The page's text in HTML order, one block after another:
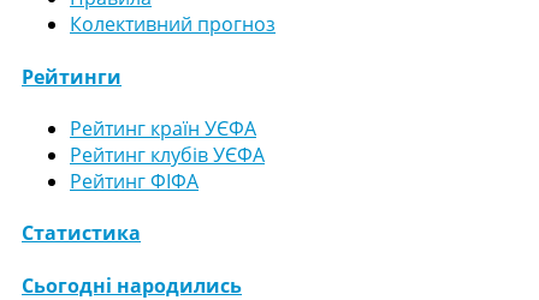
Колективний прогноз
Рейтинги
Рейтинг країн УЄФА
Рейтинг клубів УЄФА
Рейтинг ФІФА
Статистика
Сьогодні народились